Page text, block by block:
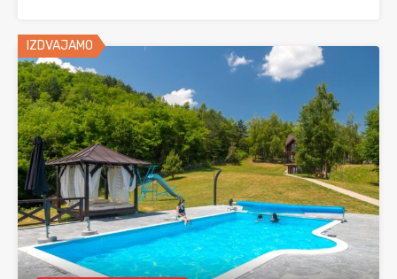
IZDVAJAMO